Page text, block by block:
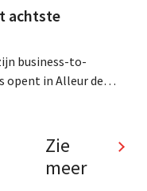
achtste
business-to-
opent in Alleur de
Zie
meer